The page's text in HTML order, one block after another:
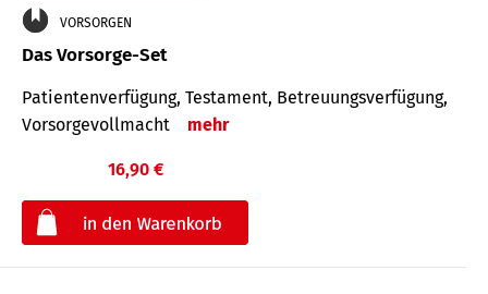
VORSORGEN
Das Vorsorge-Set
Patienten­ver­fügung, Testa­ment, Be­treuungs­verfü­gung,
Vor­sorge­voll­macht
mehr
16,90 €